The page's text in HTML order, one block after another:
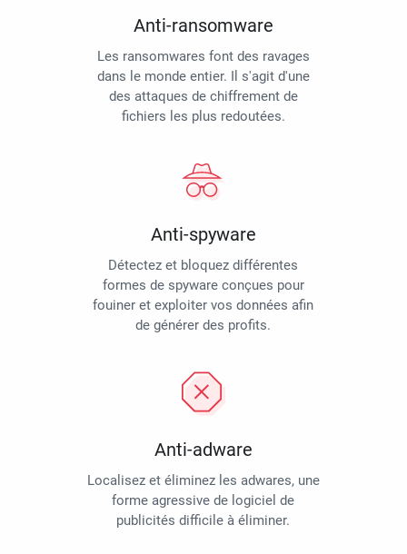
Anti-ransomware
Les ransomwares font des ravages
dans le monde entier. Il s'agit d'une
des attaques de chiffrement de
fichiers les plus redoutées.
Anti-spyware
Détectez et bloquez différentes
formes de spyware conçues pour
fouiner et exploiter vos données afin
de générer des profits.
Anti-adware
Localisez et éliminez les adwares, une
forme agressive de logiciel de
publicités difficile à éliminer.